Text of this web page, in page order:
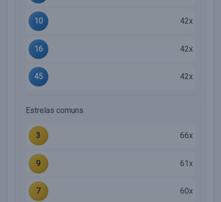
10 42x
16 42x
45 42x
Estrelas comuns
3 66x
9 61x
7 60x